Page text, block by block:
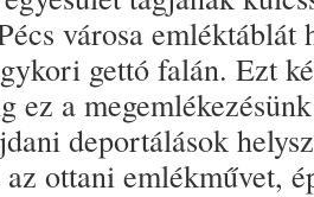
városa
gettó falán. Ezt
ez a
deportálások
ottani emlékművet,